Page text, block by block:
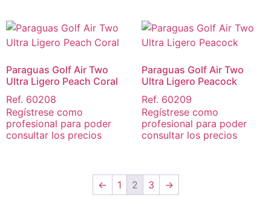
Paraguas Golf Air Two
Ultra Ligero Peach Coral
Ref. 60208
Regístrese como
profesional para poder
consultar los precios
Paraguas Golf Air Two
Ultra Ligero Peacock
Ref. 60209
Regístrese como
profesional para poder
consultar los precios
← 1 2 3 →